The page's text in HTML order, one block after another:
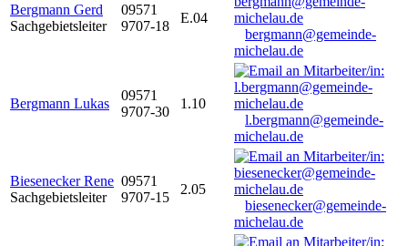
Bergmann Gerd
Sachgebietsleiter
09571
9707-18
E.04
bergmann@gemeinde-
michelau.de
Bergmann Lukas
09571
9707-30
1.10
l.bergmann@gemeinde-
michelau.de
Biesenecker Rene
Sachgebietsleiter
09571
9707-15
2.05
biesenecker@gemeinde-
michelau.de